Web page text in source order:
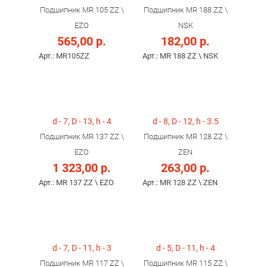
Подшипник MR 105 ZZ \
EZO
565,00 р.
Арт.: MR105ZZ
Подшипник MR 188 ZZ \
NSK
182,00 р.
Арт.: MR 188 ZZ \ NSK
d - 7, D - 13, h - 4
Подшипник MR 137 ZZ \
EZO
1 323,00 р.
Арт.: MR 137 ZZ \ EZO
d - 8, D - 12, h - 3.5
Подшипник MR 128 ZZ \
ZEN
263,00 р.
Арт.: MR 128 ZZ \ ZEN
d - 7, D - 11, h - 3
Подшипник MR 117 ZZ \
d - 5, D - 11, h - 4
Подшипник MR 115 ZZ \